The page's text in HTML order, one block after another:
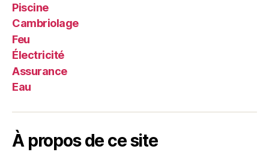
Piscine
Cambriolage
Feu
Électricité
Assurance
Eau
À propos de ce site